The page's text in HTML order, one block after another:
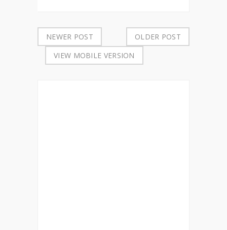
NEWER POST
OLDER POST
VIEW MOBILE VERSION